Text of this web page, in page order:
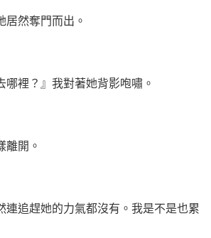
居然奪門而出。
哪裡？』我對著她背影咆嘯。
離開。
連追趕她的力氣都沒有。我是不是也累